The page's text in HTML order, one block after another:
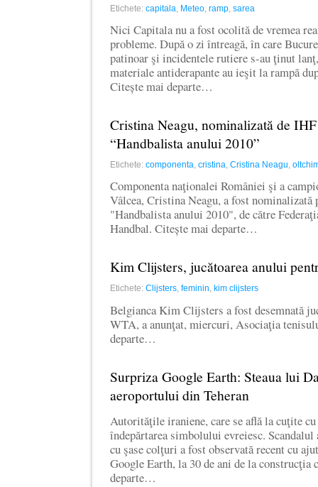
Etichete: capitala Meteo ramp sarea
Nici Capitala nu a fost ocolită de vremea
probleme. După o zi întreagă, în care
patinoar şi incidentele rutiere s-au ţinut
materiale antiderapante au ieşit la rampă
Citește mai departe…
Cristina Neagu, nominalizată de
“Handbalista anului 2010”
Etichete: componenta cristina Cristina Neagu
Componenta naţionalei României şi a
Vâlcea, Cristina Neagu, a fost
"Handbalista anului 2010", de către
Handbal. Citește mai departe…
Kim Clijsters, jucătoarea anului
Etichete: Clijsters, feminin, kim clijsters
Belgianca Kim Clijsters a fost desemnată
WTA, a anunţat, miercuri, Asociaţia
departe…
Surpriza Google Earth: Steaua lui
aeroportului din Teheran
Autorităţile iraniene, care se află la cuţite
îndepărtarea simbolului evreiesc. Scandalul
cu şase colţuri a fost observată recent cu
Google Earth, la 30 de ani de la
departe…